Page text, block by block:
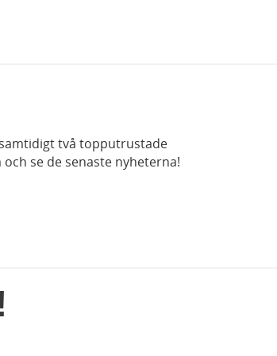
två topputrustade
se de senaste nyheterna!